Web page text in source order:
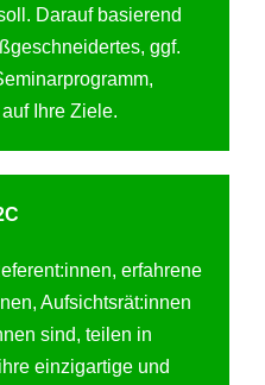
Darauf basierend
ggf.
Ihre Ziele.
erfahrene
Aufsichtsrät:innen
sind, teilen in
einzigartige und